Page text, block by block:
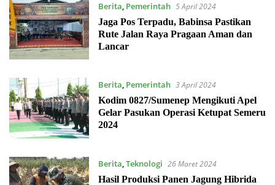
Berita, Pemerintah 5 April 2024
Jaga Pos Terpadu, Babinsa Pastikan
Rute Jalan Raya Pragaan Aman dan
Lancar
Berita, Pemerintah 3 April 2024
Kodim 0827/Sumenep Mengikuti Apel
Gelar Pasukan Operasi Ketupat Semeru
2024
Berita,Teknologi 26 Maret 2024
Hasil Produksi Panen Jagung Hibrida